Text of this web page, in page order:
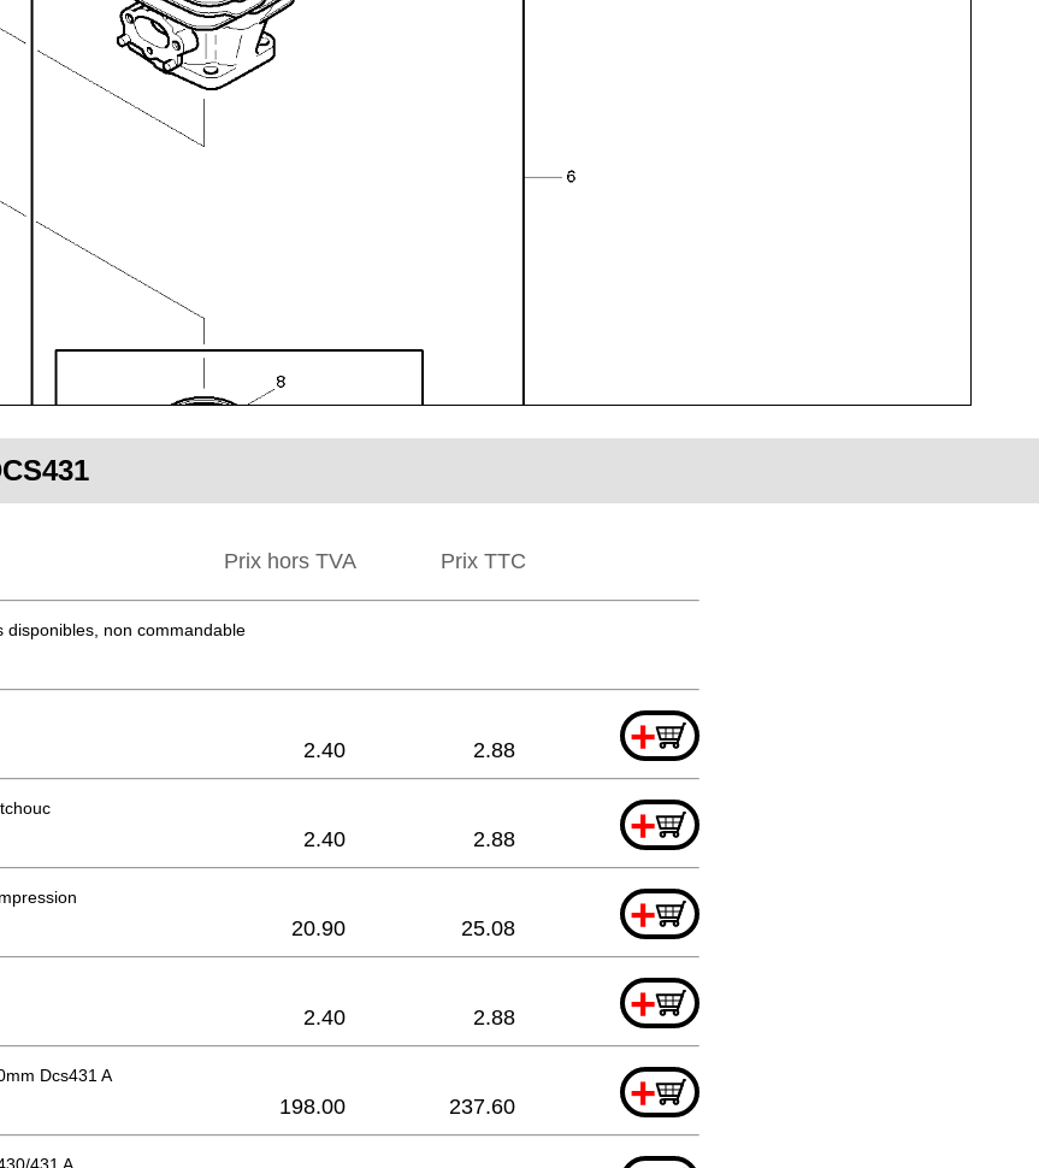
Prix hors TVA Prix ​​TTC
disponibles, non commandable
+
2.40 2.88
+
2.40 2.88
+
20.90 25.08
+
2.40 2.88
Dcs431 A +
198.00 237.60